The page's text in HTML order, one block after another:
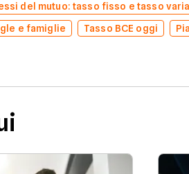
del mutuo: tasso fisso e tasso
e famiglie
Tasso BCE oggi